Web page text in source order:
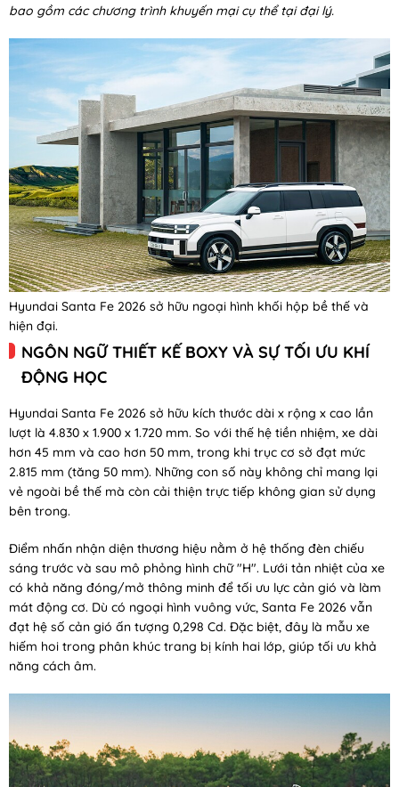
bao gồm các chương trình khuyến mại cụ thể tại đại lý.
Hyundai Santa Fe 2026 sở hữu ngoại hình khối hộp bề thế và
hiện đại.
NGÔN NGỮ THIẾT KẾ BOXY VÀ SỰ TỐI ƯU KHÍ
ĐỘNG HỌC
Hyundai Santa Fe 2026 sở hữu kích thước dài x rộng x cao lần
lượt là 4.830 x 1.900 x 1.720 mm. So với thế hệ tiền nhiệm, xe dài
hơn 45 mm và cao hơn 50 mm, trong khi trục cơ sở đạt mức
2.815 mm (tăng 50 mm). Những con số này không chỉ mang lại
vẻ ngoài bề thế mà còn cải thiện trực tiếp không gian sử dụng
bên trong.
Điểm nhấn nhận diện thương hiệu nằm ở hệ thống đèn chiếu
sáng trước và sau mô phỏng hình chữ "H". Lưới tản nhiệt của xe
có khả năng đóng/mở thông minh để tối ưu lực cản gió và làm
mát động cơ. Dù có ngoại hình vuông vức, Santa Fe 2026 vẫn
đạt hệ số cản gió ấn tượng 0,298 Cd. Đặc biệt, đây là mẫu xe
hiếm hoi trong phân khúc trang bị kính hai lớp, giúp tối ưu khả
năng cách âm.